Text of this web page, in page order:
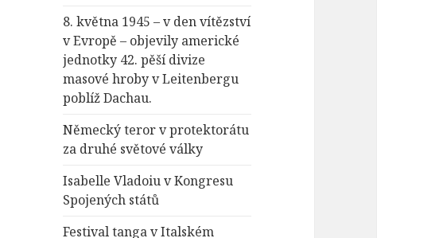
8. května 1945 – v den vítězství
v Evropě – objevily americké
jednotky 42. pěší divize
masové hroby v Leitenbergu
poblíž Dachau.
Německý teror v protektorátu
za druhé světové války
Isabelle Vladoiu v Kongresu
Spojených států
Festival tanga v Italském